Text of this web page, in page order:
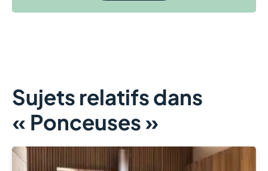
Sujets relatifs dans
« Ponceuses »